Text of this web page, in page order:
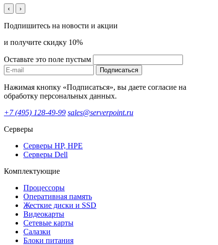
‹ ›
Подпишитесь на новости и акции
и получите скидку 10%
Оставьте это поле пустым
Подписаться
Нажимая кнопку «Подписаться», вы даете согласие на
обработку персональных данных.
+7 (495) 128-49-99 sales@serverpoint.ru
Серверы
Серверы HP, HPE
Серверы Dell
Комплектующие
Процессоры
Оперативная память
Жесткие диски и SSD
Видеокарты
Сетевые карты
Салазки
Блоки питания